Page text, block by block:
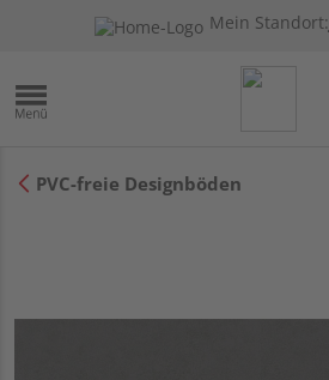
Mein Standort:
PVC-freie Designböden